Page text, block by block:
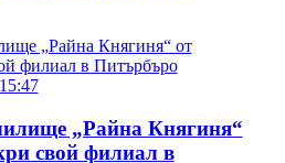
„Райна Княгиня“
свой филиал в